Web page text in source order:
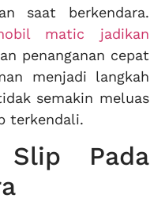
saat berkendara.
matic jadikan
penanganan cepat
menjadi langkah
semakin meluas
terkendali.
Slip Pada